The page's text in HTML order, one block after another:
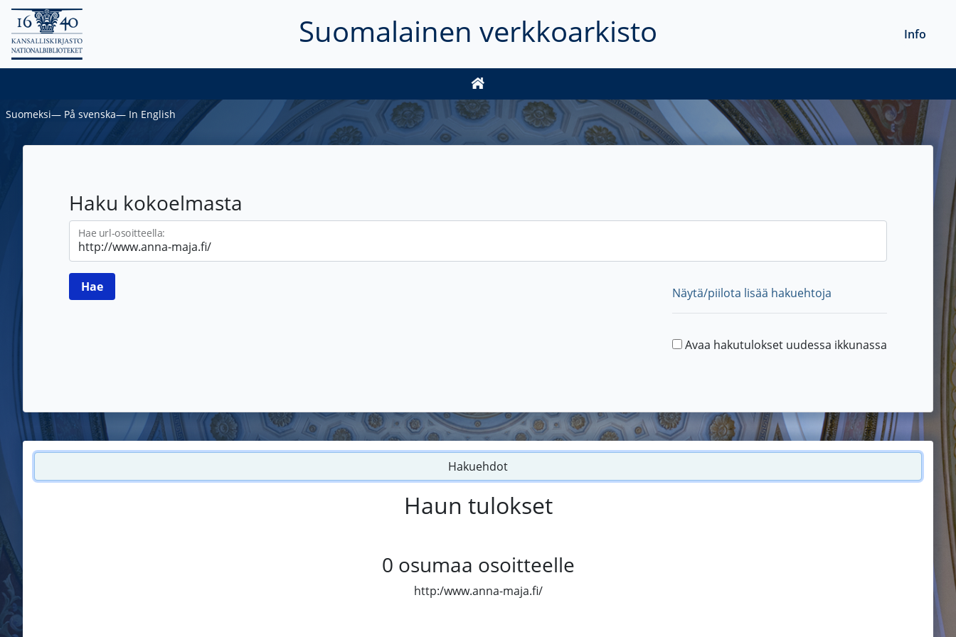
Suomalainen verkkoarkisto Info
Suomeksi― På svenska― In English
Haku kokoelmasta
Hae url-osoitteella:
Näytä/piilota lisää hakuehtoja
Avaa hakutulokset uudessa ikkunassa
Hakuehdot
Haun tulokset
0 osumaa osoitteelle
http:/www.anna-maja.fi/